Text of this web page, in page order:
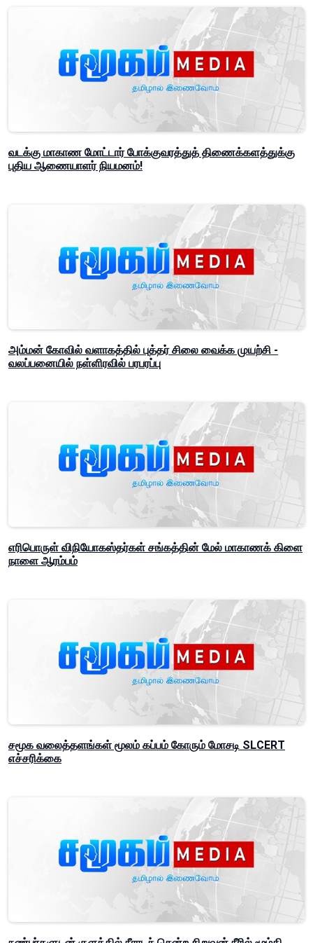
வடக்கு மாகாண மோட்டார் போக்குவரத்துத் திணைக்களத்துக்கு
புதிய ஆணையாளர் நியமனம்!
அம்மன் கோவில் வளாகத்தில் புத்தர் சிலை வைக்க முயற்சி -
வலப்பனையில் நள்ளிரவில் பரபரப்பு
எரிபொருள் விநியோகஸ்தர்கள் சங்கத்தின் மேல் மாகாணக் கிளை
நாளை ஆரம்பம்
சமூக வலைத்தளங்கள் மூலம் கப்பம் கோரும் மோசடி SLCERT
எச்சரிக்கை